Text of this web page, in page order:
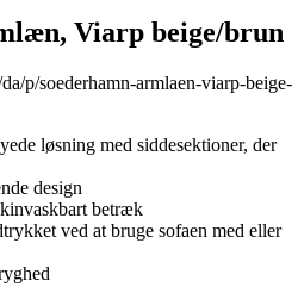
Viarp beige/brun
p/soederhamn-armlaen-viarp-beige-
løsning med siddesektioner, der
design
betræk
ved at bruge sofaen med eller